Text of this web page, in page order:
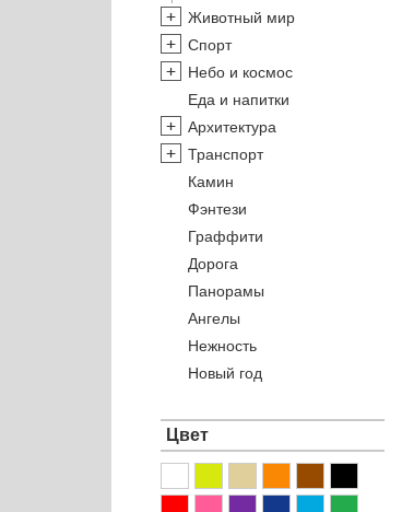
Животный мир
Спорт
Небо и космос
Еда и напитки
Архитектура
Транспорт
Камин
Фэнтези
Граффити
Дорога
Панорамы
Ангелы
Нежность
Новый год
Цвет